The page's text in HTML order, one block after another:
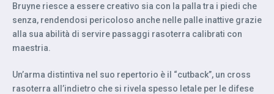
Bruyne riesce a essere creativo sia con la palla tra i piedi che
senza, rendendosi pericoloso anche nelle palle inattive grazie
alla sua abilità di servire passaggi rasoterra calibrati con
maestria.
Un’arma distintiva nel suo repertorio è il “cutback”, un cross
rasoterra all’indietro che si rivela spesso letale per le difese